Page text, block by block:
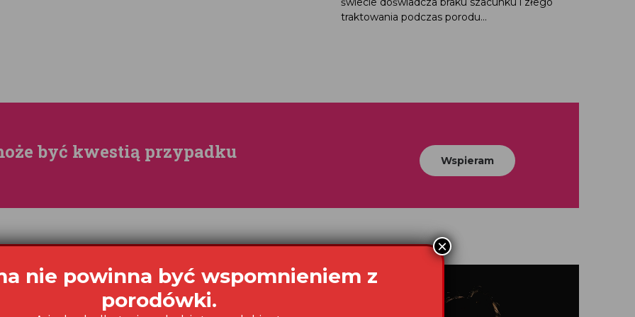
traktowania podczas porodu...
być kwestią przypadku Wspieram
nie powinna być wspomnieniem z
porodówki.
×